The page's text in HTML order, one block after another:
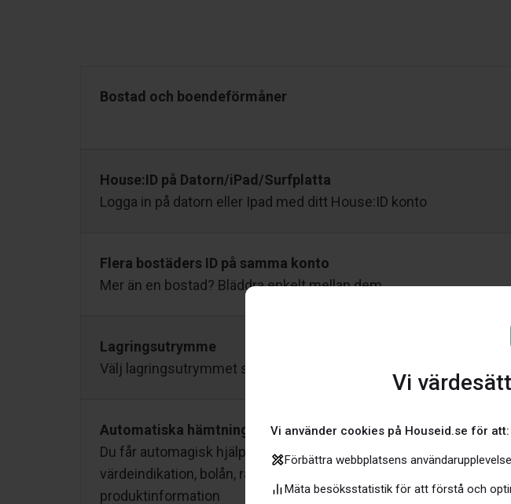
Vi
Vi använder cookies på Houseid.se för att:
Förbättra webbplatsens
Mäta besöksstatistik för att förstå och
Bostad och boendeförmåner
House:ID på Datorn/iPad/Surfplatta
Logga in på datorn eller Ipad med ditt House:ID konto
Flera bostäders ID på samma konto
Mer än en bostad? Bläddra enkelt mellan dem
Lagringsutrymme
Välj lagringsutrymmet som är rätt för dig
Automatiska hämtningar
Du får automagisk hjälp och hämta information om; bostadsfakta,
värdeindikation, bolån, räntor, boendekostnader, försäkringsvillkor
produktinformation